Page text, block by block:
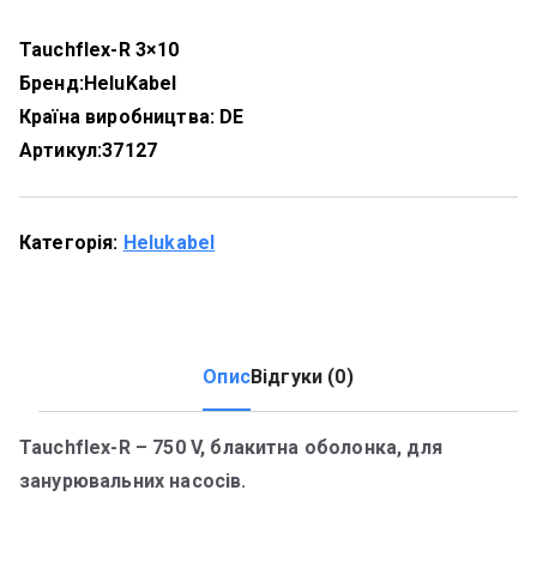
Tauchflex-R 3×10
Бренд:HeluKabel
Країна виробництва: DE
Артикул:37127
Категорія: Helukabel
ОписВідгуки (0)
Tauchflex-R – 750 V, блакитна оболонка, для
занурювальних насосів.